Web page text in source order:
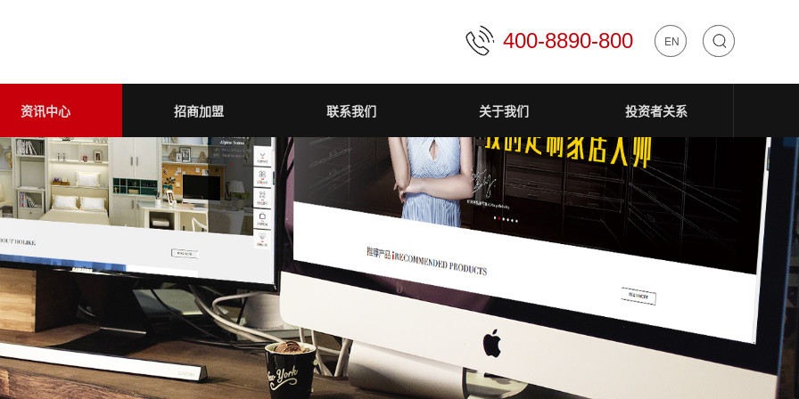
400-8890-800 EN
中文
资讯中心 招商加盟 联系我们 关于我们 投资者关系